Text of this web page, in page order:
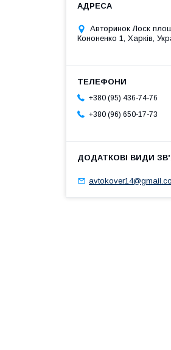
Авторинок Лоск
Кононенко 1, Харків,
+380 (95) 436-74-76
+380 (96) 650-17-73